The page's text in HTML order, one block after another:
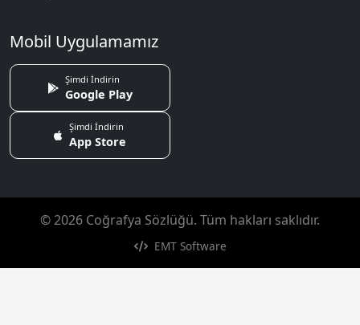
Mobil Uygulamamız
Şimdi İndirin
Google Play
Şimdi İndirin
App Store
© 2026 Coğrafya Sözlüğü. Tüm hakları saklıdır.
EMT Software